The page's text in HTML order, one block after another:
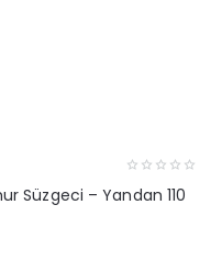
Süzgeci – Yandan 110